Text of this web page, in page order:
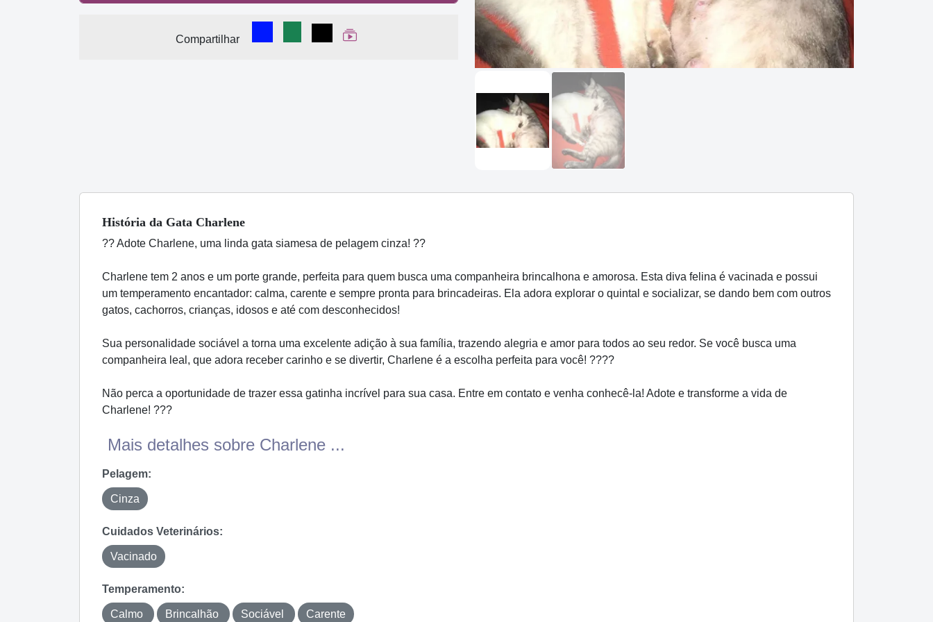
Compartilhar
Compartilhar no Facebook
Compartilhar no WhatsApp
Compartilhar
Ver Web Story
História da Gata Charlene
?? Adote Charlene, uma linda gata siamesa de pelagem cinza! ??
Charlene tem 2 anos e um porte grande, perfeita para quem busca uma companheira brincalhona e amorosa. Esta diva felina é vacinada e possui
um temperamento encantador: calma, carente e sempre pronta para brincadeiras. Ela adora explorar o quintal e socializar, se dando bem com outros
gatos, cachorros, crianças, idosos e até com desconhecidos!
Sua personalidade sociável a torna uma excelente adição à sua família, trazendo alegria e amor para todos ao seu redor. Se você busca uma
companheira leal, que adora receber carinho e se divertir, Charlene é a escolha perfeita para você! ????
Não perca a oportunidade de trazer essa gatinha incrível para sua casa. Entre em contato e venha conhecê-la! Adote e transforme a vida de
Charlene! ???
Mais detalhes sobre Charlene ...
Pelagem:
Cinza
Cuidados Veterinários:
Vacinado
Temperamento:
Calmo Brincalhão Sociável Carente